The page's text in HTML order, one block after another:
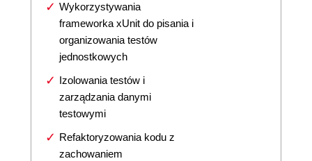
Wykorzystywania
frameworka xUnit do pisania i
organizowania testów
jednostkowych
Izolowania testów i
zarządzania danymi
testowymi
Refaktoryzowania kodu z
zachowaniem